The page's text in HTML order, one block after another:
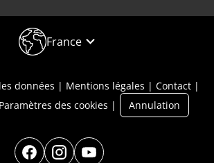
France
données Mentions légales
Contact
Paramètres des cookies Annulation